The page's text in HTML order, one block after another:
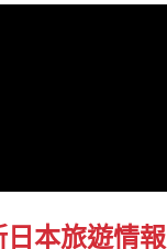
日本旅遊情報